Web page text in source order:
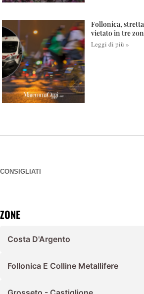
Follonica,
vietato in tre
Leggi di più »
CONSIGLIATI
ZONE
Costa D'Argento
Follonica E Colline Metallifere